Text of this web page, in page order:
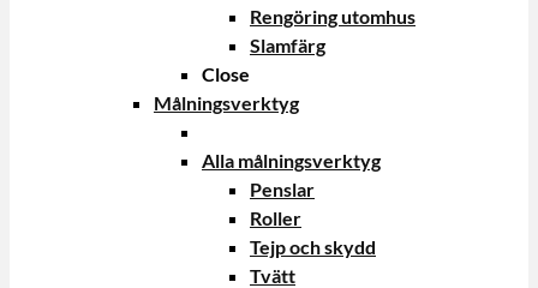
Rengöring utomhus
Slamfärg
Close
Målningsverktyg
Alla målningsverktyg
Penslar
Roller
Tejp och skydd
Tvätt